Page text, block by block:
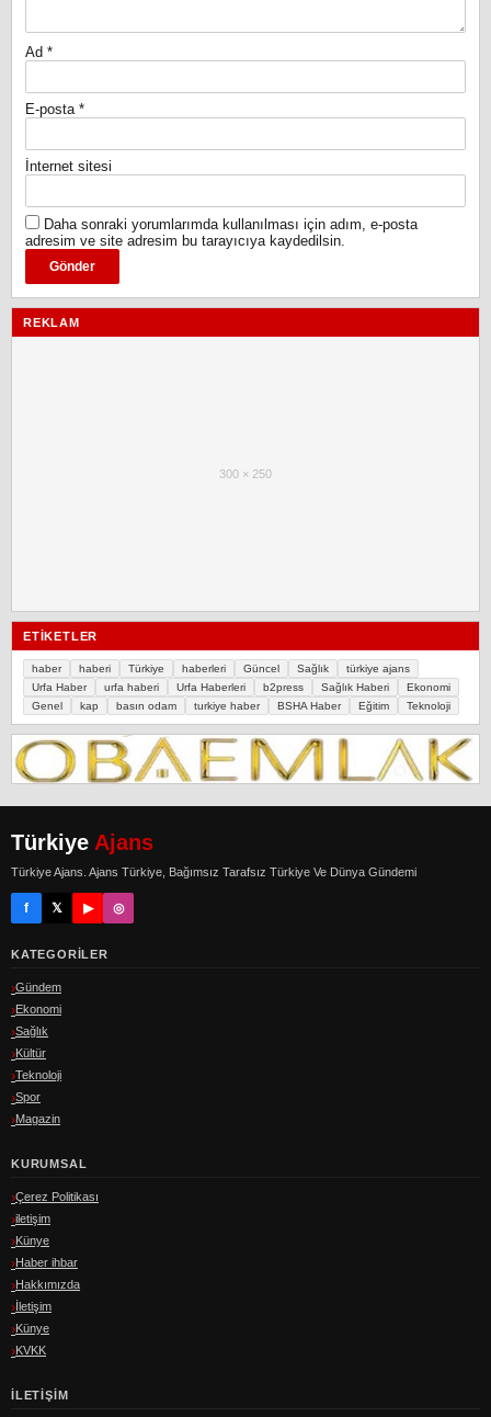
Ad *
E-posta *
İnternet sitesi
Daha sonraki yorumlarımda kullanılması için adım, e-posta
adresim ve site adresim bu tarayıcıya kaydedilsin.
REKLAM
300 × 250
ETIKETLER
haber haberi Türkiye haberleri Güncel Sağlık
türkiye ajans
Urfa Haber
urfa haberi Urfa Haberleri b2press Sağlık Haberi
Ekonomi
Genel
kap basın odam turkiye haber BSHA Haber Eğitim Teknoloji
Türkiye Ajans
Türkiye Ajans. Ajans Türkiye, Bağımsız Tarafsız Türkiye Ve Dünya Gündemi
f 𝕏 ▶ ◎
KATEGORILER
Gündem
Ekonomi
Sağlık
Kültür
Teknoloji
Spor
Magazin
KURUMSAL
Çerez Politikası
iletişim
Künye
Haber ihbar
Hakkımızda
İletişim
Künye
KVKK
İLETIŞIM